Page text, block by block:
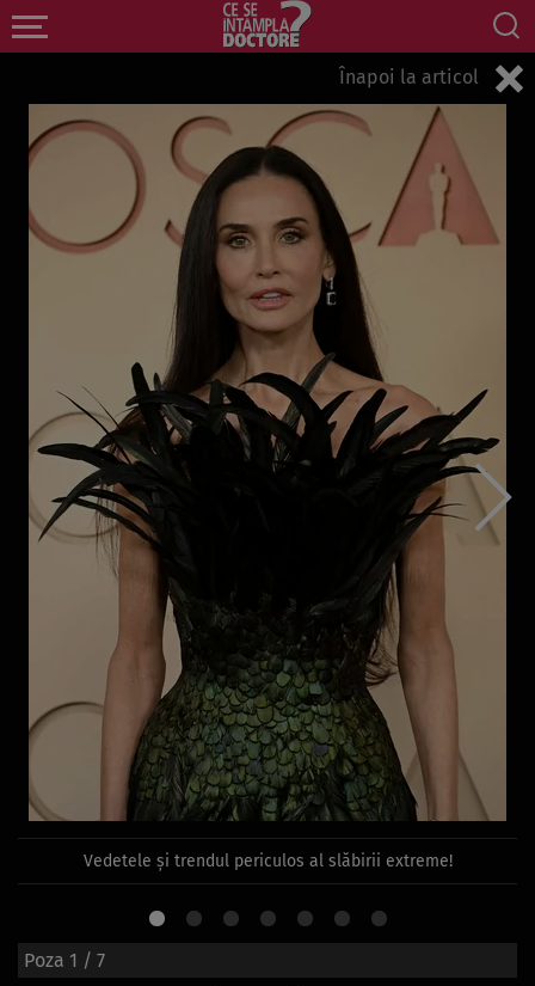
Înapoi la articol
Vedetele și trendul periculos al slăbirii extreme!
Poza 1 / 7